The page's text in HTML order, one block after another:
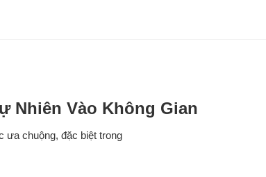
Nhiên Vào Không Gian
ưa chuộng, đặc biệt trong